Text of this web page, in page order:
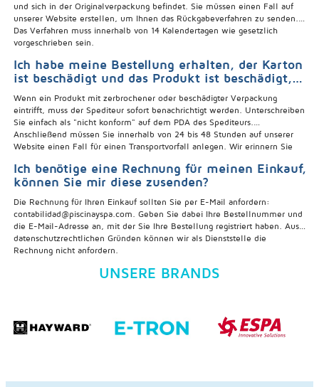
und sich in der Originalverpackung befindet. Sie müssen einen Fall auf
unserer Website erstellen, um Ihnen das Rückgabeverfahren zu senden.
Das Verfahren muss innerhalb von 14 Kalendertagen wie gesetzlich
vorgeschrieben sein.
Ich habe meine Bestellung erhalten, der Karton
ist beschädigt und das Produkt ist beschädigt,
Wenn ein Produkt mit zerbrochener oder beschädigter Verpackung
eintrifft, muss der Spediteur sofort benachrichtigt werden. Unterschreiben
Sie einfach als "nicht konform" auf dem PDA des Spediteurs.
Anschließend müssen Sie innerhalb von 24 bis 48 Stunden auf unserer
Website einen Fall für einen Transportvorfall anlegen. Wir erinnern Sie
die Schaltfläche "Mein Konto" - "Vorfälle". Dort müssen Sie die E-Mail-
Adresse, mit der Sie sich beim Kauf registriert haben, und die letzten 6
um eine Beschwerde zu verfassen. Wählen Sie das defekte Produkt aus
und überprüfen Sie die Anzahl der Produkte, bei denen ein Problem
vorliegt. Klicken Sie auf "Fall erstellen" und wählen Sie dann die Option,
mit der Sie Ihre Anfrage bearbeiten möchten. Wenn Sie einen Fall
anlegen, werden wir ihn so schnell wie möglich bearbeiten.
Ich benötige eine Rechnung für meinen Einkauf,
können Sie mir diese zusenden?
Die Rechnung für Ihren Einkauf sollten Sie per E-Mail anfordern:
contabilidad@piscinayspa.com. Geben Sie dabei Ihre Bestellnummer und
die E-Mail-Adresse an, mit der Sie Ihre Bestellung registriert haben. Aus
datenschutzrechtlichen Gründen können wir als Dienststelle die
Rechnung nicht anfordern.
UNSERE BRANDS